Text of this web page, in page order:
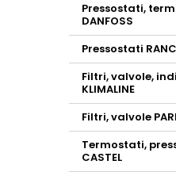
Pressostati,
DANFOSS
Pressostati
Filtri, valvole,
KLIMALINE
Filtri, valvole
Termostati,
CASTEL